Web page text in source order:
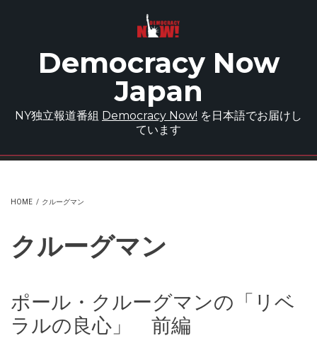
Democracy Now
Japan
NY独立報道番組 Democracy Now! を日本語でお届けし
ています
HOME / クルーグマン
クルーグマン
ポール・クルーグマンの「リベ
ラルの良心」 前編